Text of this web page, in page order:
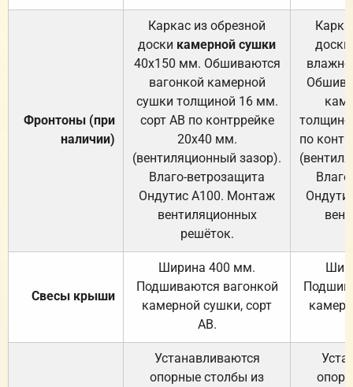
Фронтоны (при
наличии)
Каркас из обрезной
доски камерной сушки
40х150 мм. Обшиваются
вагонкой камерной
сушки толщиной 16 мм.
сорт АВ по контррейке
20х40 мм.
(вентиляционный зазор).
Влаго-ветрозащита
Ондутис А100. Монтаж
вентиляционных
решёток.
доски
по
Свесы крыши
Ширина 400 мм.
Подшиваются вагонкой
камерной сушки, сорт
АВ.
Устанавливаются
опорные столбы из